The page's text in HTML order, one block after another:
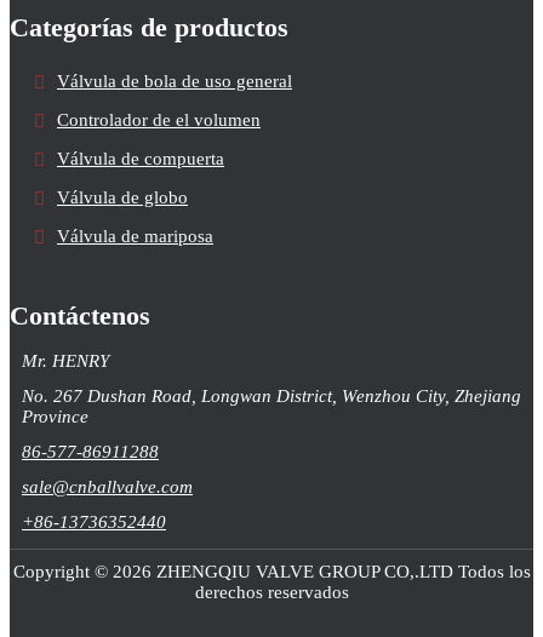
Categorías de productos
Válvula de bola de uso general
Controlador de el volumen
Válvula de compuerta
Válvula de globo
Válvula de mariposa
Contáctenos
Mr. HENRY
No. 267 Dushan Road, Longwan District, Wenzhou City, Zhejiang
Province
86-577-86911288
sale@cnballvalve.com
+86-13736352440
Copyright © 2026 ZHENGQIU VALVE GROUP CO,.LTD Todos los
derechos reservados